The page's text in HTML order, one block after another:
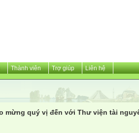
Thành viên Trợ giúp Liên hệ
mừng quý vị đến với Thư viện tài